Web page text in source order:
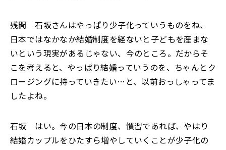
残間 石坂さんはやっぱり少子化っていうものをね、
日本ではなかなか結婚制度を経ないと子どもを産まな
いという現実があるじゃない、今のところ。だからそ
こを考えると、やっぱり結婚っていうのを、ちゃんとク
ロージングに持っていきたい…と、以前おっしゃってま
したよね。
石坂 はい。今の日本の制度、慣習であれば、やはり
結婚カップルをひたすら増やしていくことが少子化の